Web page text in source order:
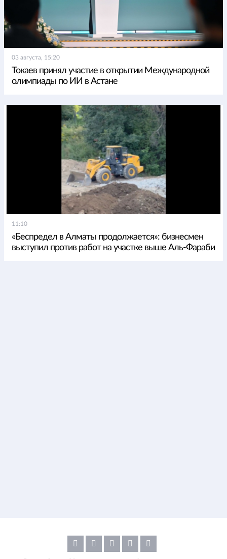
03 августа, 15:20
Токаев принял участие в открытии Международной
олимпиады по ИИ в Астане
11:10
«Беспредел в Алматы продолжается»: бизнесмен
выступил против работ на участке выше Аль-Фараби